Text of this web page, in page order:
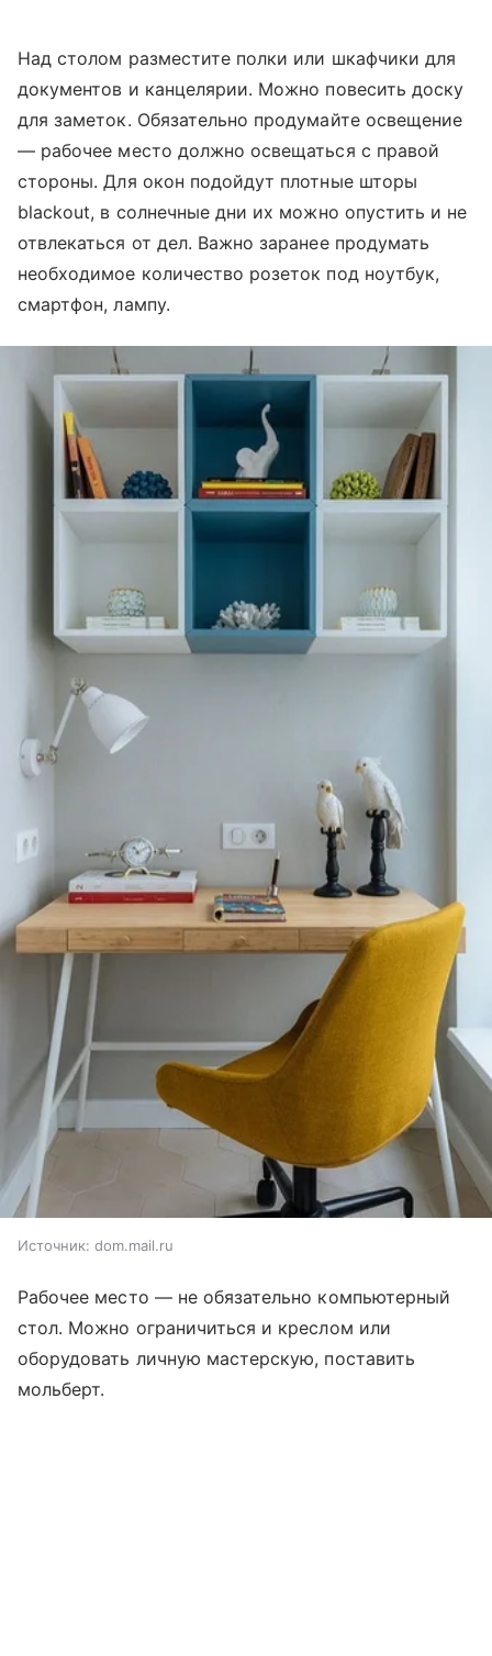
Над столом разместите полки или шкафчики для
документов и канцелярии. Можно повесить доску
для заметок. Обязательно продумайте освещение
— рабочее место должно освещаться с правой
стороны. Для окон подойдут плотные шторы
blackout, в солнечные дни их можно опустить и не
отвлекаться от дел. Важно заранее продумать
необходимое количество розеток под ноутбук,
смартфон, лампу.
Источник: dom.mail.ru
Рабочее место — не обязательно компьютерный
стол. Можно ограничиться и креслом или
оборудовать личную мастерскую, поставить
мольберт.